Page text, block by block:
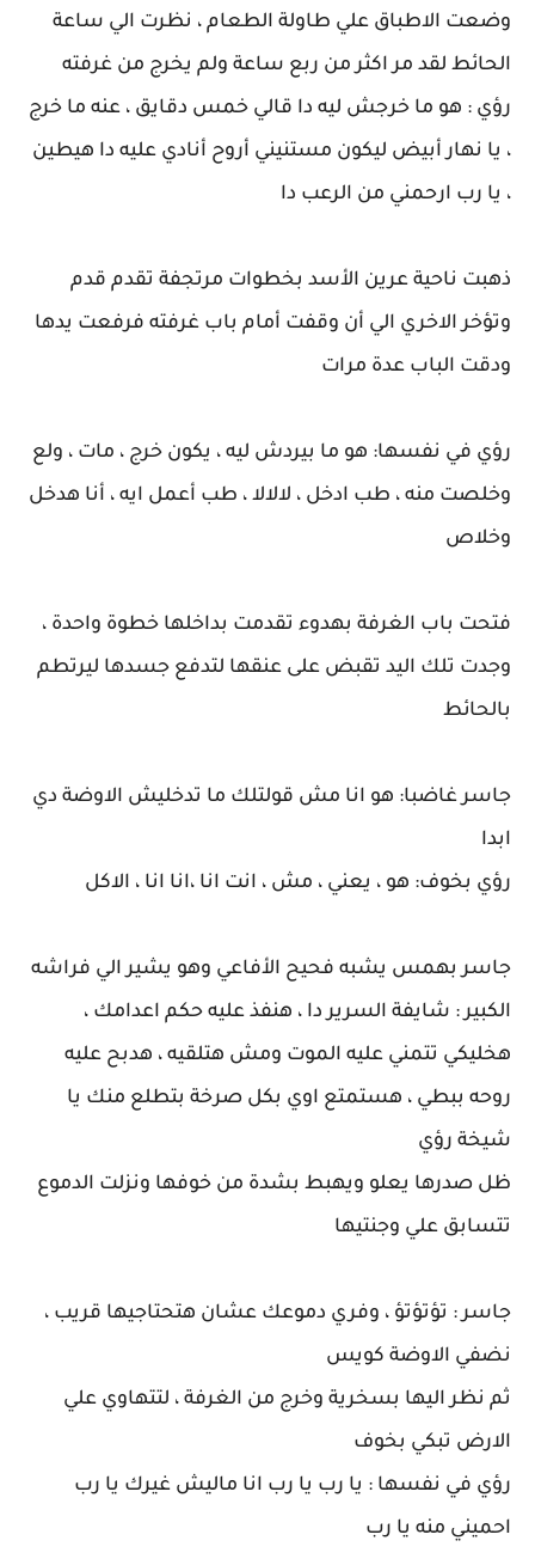
وضعت الاطباق علي طاولة الطعام ، نظرت الي ساعة
الحائط لقد مر اكثر من ربع ساعة ولم يخرج من غرفته
رؤي : هو ما خرجش ليه دا قالي خمس دقايق ، عنه ما خرج
، يا نهار أبيض ليكون مستنيني أروح أنادي عليه دا هيطين
، يا رب ارحمني من الرعب دا
ذهبت ناحية عرين الأسد بخطوات مرتجفة تقدم قدم
وتؤخر الاخري الي أن وقفت أمام باب غرفته فرفعت يدها
ودقت الباب عدة مرات
رؤي في نفسها: هو ما بيردش ليه ، يكون خرج ، مات ، ولع
وخلصت منه ، طب ادخل ، لالالا ، طب أعمل ايه ، أنا هدخل
وخلاص
فتحت باب الغرفة بهدوء تقدمت بداخلها خطوة واحدة ،
وجدت تلك اليد تقبض على عنقها لتدفع جسدها ليرتطم
بالحائط
جاسر غاضبا: هو انا مش قولتلك ما تدخليش الاوضة دي
ابدا
رؤي بخوف: هو ، يعني ، مش ، انت انا ،انا انا ، الاكل
جاسر بهمس يشبه فحيح الأفاعي وهو يشير الي فراشه
الكبير : شايفة السرير دا ، هنفذ عليه حكم اعدامك ،
هخليكي تتمني عليه الموت ومش هتلقيه ، هدبح عليه
روحه ببطي ، هستمتع اوي بكل صرخة بتطلع منك يا
شيخة رؤي
ظل صدرها يعلو ويهبط بشدة من خوفها ونزلت الدموع
تتسابق علي وجنتيها
جاسر : تؤتؤتؤ ، وفري دموعك عشان هتحتاجيها قريب ،
نضفي الاوضة كويس
ثم نظر اليها بسخرية وخرج من الغرفة ، لتتهاوي علي
الارض تبكي بخوف
رؤي في نفسها : يا رب يا رب انا ماليش غيرك يا رب
احميني منه يا رب